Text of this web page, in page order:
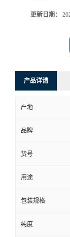
更新日期：
产品详请
产地
品牌
货号
用途
包装规格
纯度